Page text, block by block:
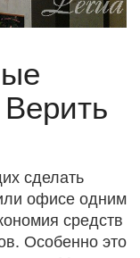
сделать
офисе одним
средств
Особенно это